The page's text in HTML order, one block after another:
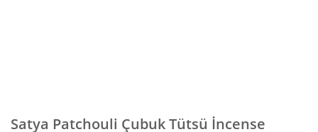
Satya Patchouli Çubuk Tütsü İncense